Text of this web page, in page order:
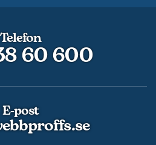
Telefon60 600
E-post